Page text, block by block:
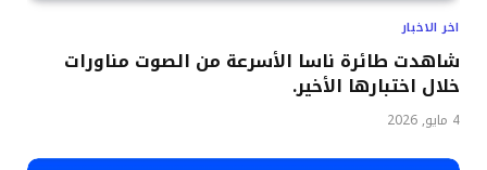
اخر الاخبار
شاهدت طائرة ناسا الأسرعة من الصوت مناورات
خلال اختبارها الأخير.
4 مايو, 2026